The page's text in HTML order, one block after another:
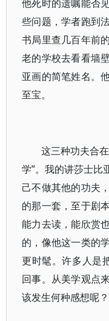
他死时的遗嘱能否
些问题，学者跑到
书局里查几百年前
老的学校去看看墙
亚画的简笔姓名。
至宝。
这三种功夫合
学”。我的讲莎士比
己不做其他的功夫
的那一套，至于剧
能力去读，能欣赏
的，像他这一类的
更时髦。许多人是
回事。从美学观点
该发生何种感想呢？